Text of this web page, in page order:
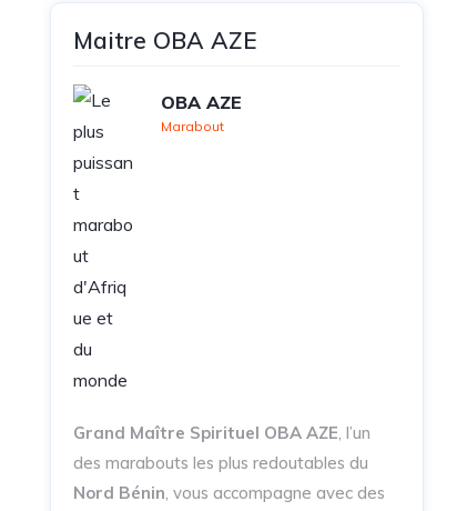
Maitre OBA AZE
OBA AZE
Marabout
Grand Maître Spirituel OBA AZE, l’un
des marabouts les plus redoutables du
Nord Bénin, vous accompagne avec des